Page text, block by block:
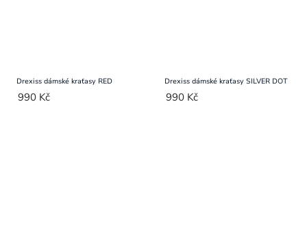
Drexiss dámské kraťasy RED
990 Kč
Drexiss dámské kraťasy SILVER DOT
990 Kč